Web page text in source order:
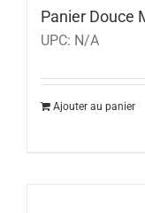
Panier Douce
UPC: N/A
Ajouter au panier